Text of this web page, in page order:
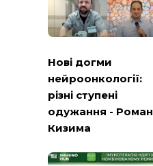
Нові догми
нейроонкології:
різні ступені
одужання - Роман
Кизима